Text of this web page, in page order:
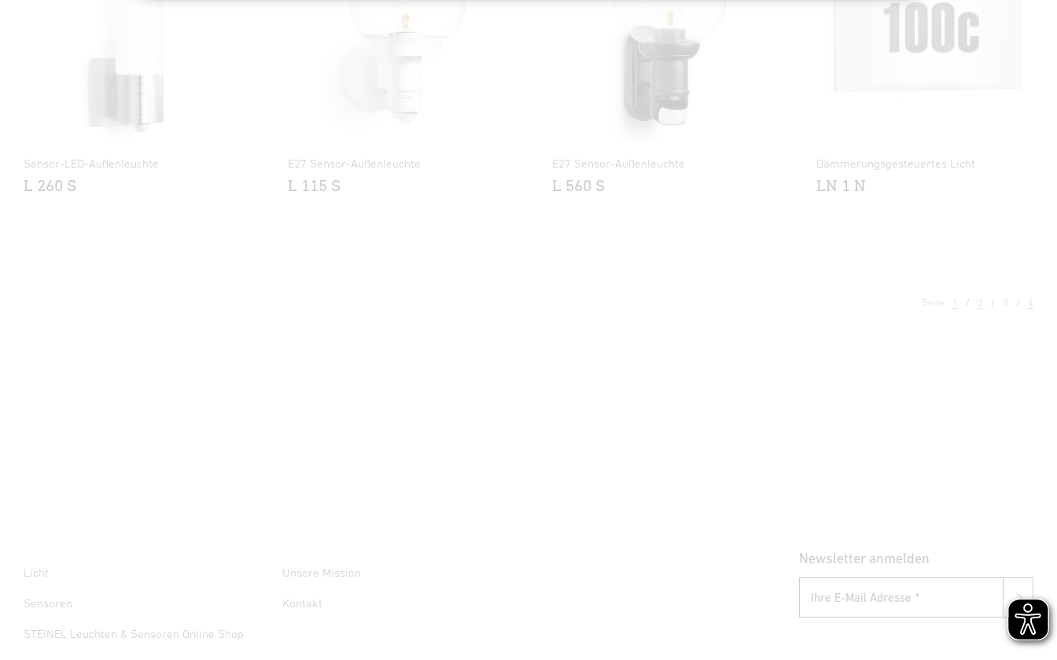
Sensor-LED-Außenleuchte
L 260 S
E27 Sensor-Außenleuchte
L 115 S
E27 Sensor-Außenleuchte
L 560 S
Dämmerungsgesteuertes Licht
LN 1 N
Seite 1 2 3 4
Licht
Sensoren
STEINEL Leuchten & Sensoren Online Shop
Unsere Mission
Kontakt
Newsletter anmelden
Ihre E-Mail Adresse